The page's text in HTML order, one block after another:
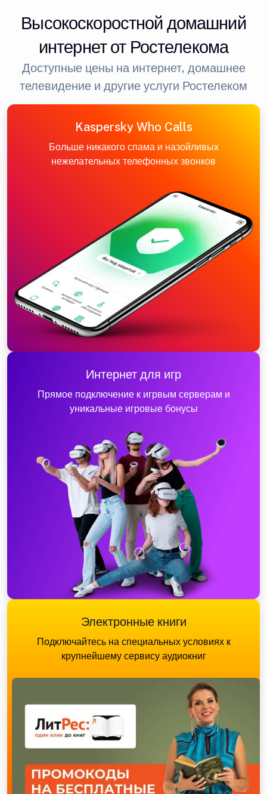
Высокоскоростной домашний
интернет от Ростелекома
Доступные цены на интернет, домашнее
телевидение и другие услуги Ростелеком
Kaspersky Who Calls
Больше никакого спама и назойливых
нежелательных телефонных звонков
Интернет для игр
Прямое подключение к игрвым серверам и
уникальные игровые бонусы
Электронные книги
Подключайтесь на специальных условиях к
крупнейшему сервису аудиокниг